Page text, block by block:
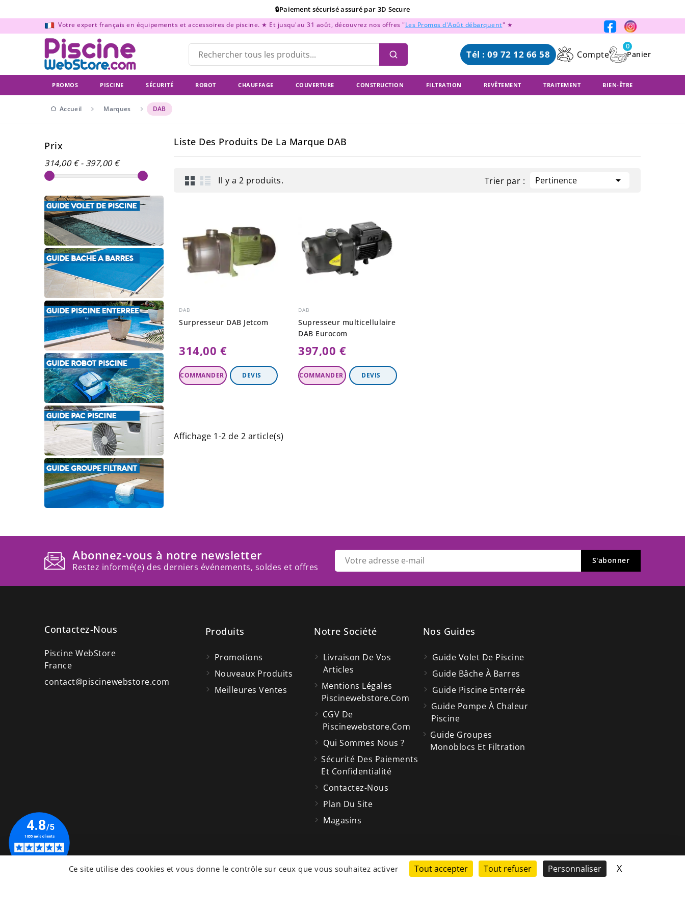
Ce site utilise des cookies et vous donne le contrôle sur ceux que vous souhaitez activer Tout accepter Tout refuser Personnaliser XMasquer le
🔒Paiement sécurisé assuré par 3D Secure
📞Support Téléphonique : Du lundi au vendredi de 9h à 18h
💳Paiement en 2x, 3x, et 4x sans frais !
Votre expert français en équipements et accessoires de piscine. ★ Et jusqu'au 31 août, découvrez nos offres "Les Promos d'Août débarquent" ★
Tél : 09 72 12 66 58 Compte
0
PROMOS PISCINE SÉCURITÉ ROBOT CHAUFFAGE COUVERTURE CONSTRUCTION FILTRATION REVÊTEMENT TRAITEMENT BIEN-ÊTRE
Accueil Marques DAB
Prix
314,00 € - 397,00 €
Liste Des Produits De La Marque DAB
Il y a 2 produits. Trier par : Pertinence 
DAB
Surpresseur DAB Jetcom
314,00 €
DAB
Supresseur multicellulaire
DAB Eurocom
397,00 €
Affichage 1-2 de 2 article(s)
Abonnez-vous à notre newsletter
Restez informé(e) des derniers événements, soldes et offres
Contactez-Nous
Piscine WebStore
France
contact@piscinewebstore.com
Produits
Promotions
Nouveaux Produits
Meilleures Ventes
Notre Société
Livraison De Vos
Articles
Mentions Légales
Piscinewebstore.com
CGV De
Piscinewebstore.com
Qui Sommes Nous ?
Sécurité Des Paiements
Et Confidentialité
Contactez-Nous
Plan Du Site
Magasins
Nos Guides
Guide Volet De Piscine
Guide Bâche À Barres
Guide Piscine Enterrée
Guide Pompe À Chaleur
Piscine
Guide Groupes
Monoblocs Et Filtration
© 2026 - Site Web développé par PiscineWebStorecp